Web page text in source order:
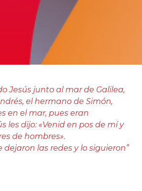
Jesús junto al mar de Galilea,
el hermano de Simón,
en el mar, pues eran
les dijo: «Venid en pos de mí y
de hombres».
las redes y lo siguieron”